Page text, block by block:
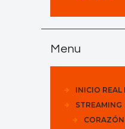
Menu
INICIO REAL
STREAMING
CORAZÓN